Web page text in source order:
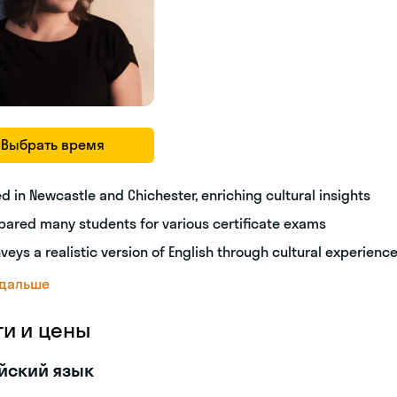
Выбрать время
in Newcastle and Chichester, enriching cultural insights
many students for various certificate exams
a realistic version of English through cultural
и цены
язык